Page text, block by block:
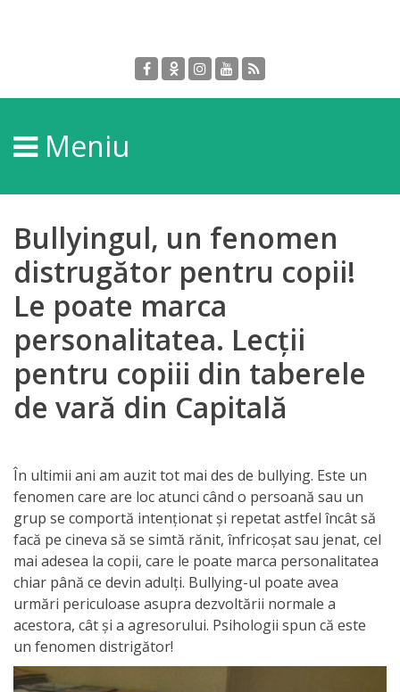
DGPDC
Informații
despre
DGPDC
Subdiviziuni/Servicii
Structura
Strategia
Orarul
Managementul
instituției
Planuri
de
activitate
Parteneriate
Meniu
Bullyingul, un fenomen
distrugător pentru copii!
Le poate marca
personalitatea. Lecții
pentru copiii din taberele
de vară din Capitală
În ultimii ani am auzit tot mai des de bullying. Este un
fenomen care are loc atunci când o persoană sau un
grup se comportă intenționat și repetat astfel încât să
facă pe cineva să se simtă rănit, înfricoșat sau jenat, cel
mai adesea la copii, care le poate marca personalitatea
chiar până ce devin adulți. Bullying-ul poate avea
urmări periculoase asupra dezvoltării normale a
acestora, cât și a agresorului. Psihologii spun că este
un fenomen distrigător!